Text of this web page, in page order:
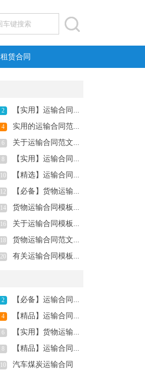
租赁合同
2 【实用】运输合同范文锦集六篇
4 实用的运输合同范文汇总7篇
6 关于运输合同范文汇编八篇
8 【实用】运输合同模板合集五篇
10 【精选】运输合同模板汇编7篇
12 【必备】货物运输合同4篇
14 货物运输合同模板十篇
16 关于运输合同模板合集六篇
18 货物运输合同范文集锦十篇
20 有关运输合同模板六篇
2 【必备】运输合同模板锦集五篇
4 【精品】运输合同模板合集九篇
6 【实用】货物运输合同3篇
8 【精品】运输合同范文锦集9篇
10 汽车煤炭运输合同